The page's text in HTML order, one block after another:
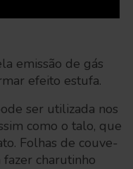
emissão de gás
efeito estufa.
ser utilizada nos
como o talo, que
Folhas de couve-
charutinho